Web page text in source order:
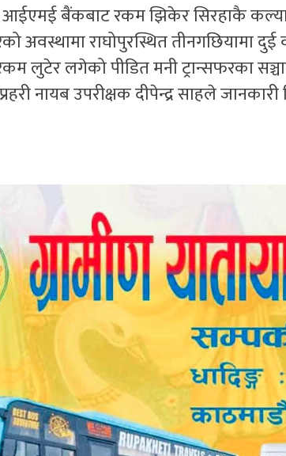
आईएमई बैंकबाट रकम झिकेर सिरहाकै
अवस्थामा राघोपुरस्थित
लुटेर लगेको पीडित मनी ट्रान्सफरका
नायब उपरीक्षक दीपेन्द्र साहले जानकारी